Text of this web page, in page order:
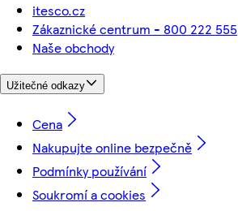
itesco.cz
Zákaznické centrum - 800 222 555
Naše obchody
Užitečné odkazy
Cena
Nakupujte online bezpečně
Podmínky používání
Soukromí a cookies